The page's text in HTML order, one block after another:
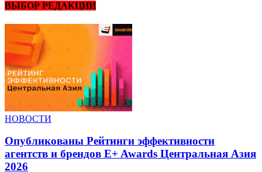
ВЫБОР РЕДАКЦИИ
НОВОСТИ
Опубликованы Рейтинги эффективности
агентств и брендов E+ Awards Центральная Азия
2026